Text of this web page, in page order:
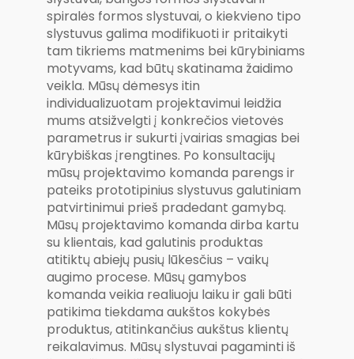
spiralės formos slystuvai, o kiekvieno tipo
slystuvus galima modifikuoti ir pritaikyti
tam tikriems matmenims bei kūrybiniams
motyvams, kad būtų skatinama žaidimo
veikla. Mūsų dėmesys itin
individualizuotam projektavimui leidžia
mums atsižvelgti į konkrečios vietovės
parametrus ir sukurti įvairias smagias bei
kūrybiškas įrengtines. Po konsultacijų
mūsų projektavimo komanda parengs ir
pateiks prototipinius slystuvus galutiniam
patvirtinimui prieš pradedant gamybą.
Mūsų projektavimo komanda dirba kartu
su klientais, kad galutinis produktas
atitiktų abiejų pusių lūkesčius – vaikų
augimo procese. Mūsų gamybos
komanda veikia realiuoju laiku ir gali būti
patikima tiekdama aukštos kokybės
produktus, atitinkančius aukštus klientų
reikalavimus. Mūsų slystuvai pagaminti iš